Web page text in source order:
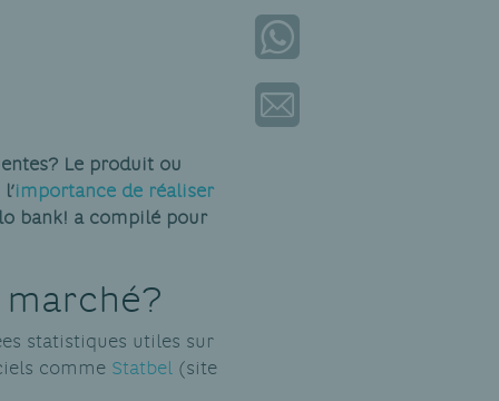
Le produit ou
importance de réaliser
bank! a compilé pour
statistiques utiles sur
comme Statbel (site